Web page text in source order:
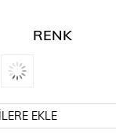
RENK
EKLE